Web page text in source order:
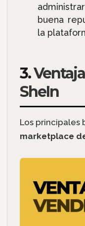
buena
la
3.
SheIn
Los principales
marketplace